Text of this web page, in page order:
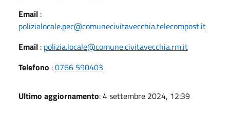
Email :
polizialocale.pec@comunecivitavecchia.telecompost.it
Email : polizia.locale@comune.civitavecchia.rm.it
Telefono :0766 590403
Ultimo aggiornamento: 4 settembre 2024, 12:39